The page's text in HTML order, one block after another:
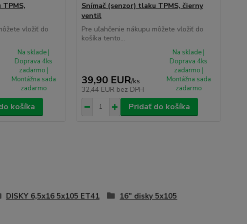
vložiť do
Na sklade |
Doprava 4ks
zadarmo |
Montážna sada
zadarmo
košíka
Snímač (senzor) tlaku TPMS, čierny
ventil
Pre uľahčenie nákupu môžete vložiť do
košíka tento...
39,90 EUR/ks
32,44 EUR bez DPH
Na sklade |
Doprava 4ks
zadarmo |
Montážna sada
zadarmo
Pridať do košíka
DISKY 6,5x16 5x105 ET41
16" disky 5x105